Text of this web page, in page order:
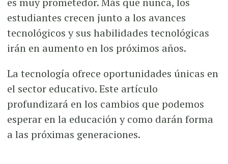
estudiantes crecen junto a los avances
tecnológicos y sus habilidades tecnológicas
irán en aumento en los próximos años.
La tecnología ofrece oportunidades únicas en
el sector educativo. Este artículo
profundizará en los cambios que podemos
esperar en la educación y como darán forma
a las próximas generaciones.